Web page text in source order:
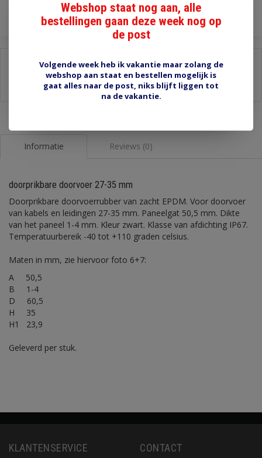
Stel een vraag over dit product
Afdrukken
Informatie Reviews (0)
doorprikbare doorvoer 27-35 mm
Doorprikbare doorvoerrubber van zacht EPDM. Voor doorvoer
van kabels en leidingen 27-35 mm. Paneelgat 50,5 mm. Dikte
van het paneel 1-4 mm. Kleur zwart. Klasse van afdichting IP67.
Temperatuurbereik -40 tot +110 graden celsius.
Maten in mm, zie hiervoor foto 6+7:
A 50,5
B 1-4
D 60,5
H 35
H1 23,9
Geleverd per stuk.
KLANTENSERVICE CONTACT
Webshop staat nog aan, alle
bestellingen gaan deze week nog op
de post
Volgende week heb ik vakantie maar zolang de
webshop aan staat en bestellen mogelijk is
gaat alles naar de post, niks blijft liggen tot
na de vakantie.